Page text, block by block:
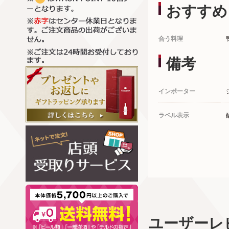
おすすめ
合う料理
備考
インポーター
ラベル表示
ユーザーレ